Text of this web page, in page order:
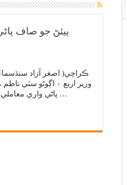
پيئڻ جو صاف
ڪراچي( اصغر آزاد
وزير اربع ۽ اڳوڻو سٽي
پاڻي واري معاملي جي ڊاڪيومينٽري هلايون ته هُو پاڻ به ڏسي سگهن، سڀاڻي ڪير ائين …